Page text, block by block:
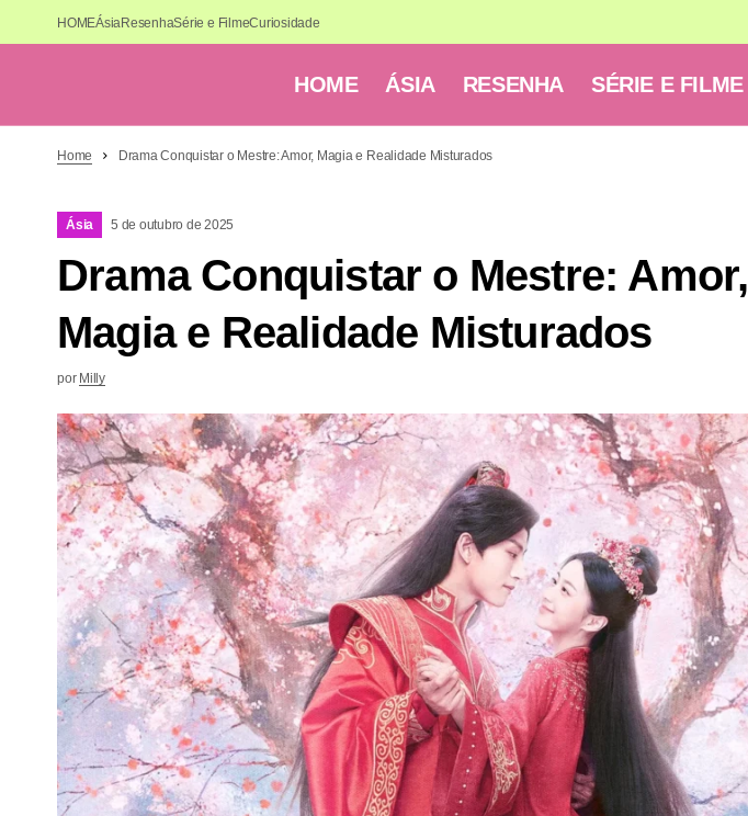
HOMEÁsiaResenhaSérie e FilmeCuriosidade
HOME ÁSIA RESENHA SÉRIE E FILME
Home Drama Conquistar o Mestre: Amor, Magia e Realidade Misturados
Ásia 5 de outubro de 2025
Drama Conquistar o Mestre: Amor,
Magia e Realidade Misturados
por Milly